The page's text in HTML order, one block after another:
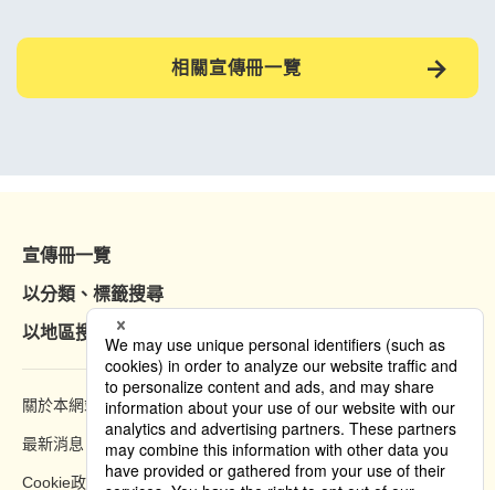
相關宣傳冊一覽
宣傳冊一覽
以分類、標籤搜尋
以地區搜尋
關於本網站 瀏覽方法
最新消息 隱私權政策
Cookie政策